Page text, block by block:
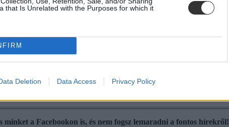
that Is Unrelated with the Purposes for which it
Deletion Data Access Privacy Policy
minket a Facebookon is, és nem fogsz lemaradni a fontos hírekről!